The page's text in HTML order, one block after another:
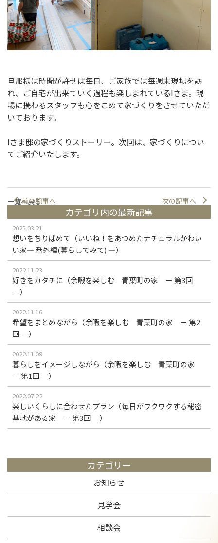
旦那様は時間が許せば毎日、ご家族では毎週末現場を訪
れ、ご自宅が出来ていく過程も楽しまれているIさま。現
場に携わるスタッフも心をこめて家づくりをさせていただ
いております。
Iさま邸の家づくりストーリー。次回は、家づくりについ
てご紹介いたします。
前の記事へ 次の記事へ
一覧へ戻る
カテゴリ内の最新記事
2025.03.21
想いをちりばめて（いいね！をあつめたナチュラルかわい
い家― 番外編(暮らしてみて) ―）
2022.11.23
好きをカタチに（余暇を楽しむ 青葉町の家 － 第3回
－）
2022.11.16
希望をまとめながら（余暇を楽しむ 青葉町の家 － 第2
回 －）
2022.11.09
暮らしをイメージしながら（余暇を楽しむ 青葉町の家
－ 第1回 －）
2022.07.22
楽しいくらしに合わせたプラン（毎日がワクワクする秘密
基地がある家 － 第3回 －）
カテゴリー
お知らせ
見学会
相談会